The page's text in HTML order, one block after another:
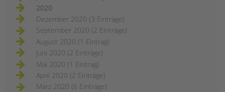
2020
Dezember 2020 (3 Einträge)
September 2020 (2 Einträge)
August 2020 (1 Eintrag)
Juni 2020 (2 Einträge)
Mai 2020 (1 Eintrag)
April 2020 (2 Einträge)
März 2020 (6 Einträge)